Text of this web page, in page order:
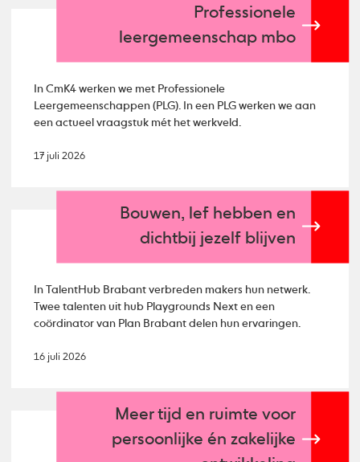
Professionele
leergemeenschap mbo
In CmK4 werken we met Professionele
Leergemeenschappen (PLG). In een PLG werken we aan
een actueel vraagstuk mét het werkveld.
17 juli 2026
Bouwen, lef hebben en
dichtbij jezelf blijven
In TalentHub Brabant verbreden makers hun netwerk.
Twee talenten uit hub Playgrounds Next en een
coördinator van Plan Brabant delen hun ervaringen.
16 juli 2026
Meer tijd en ruimte voor
persoonlijke én zakelijke